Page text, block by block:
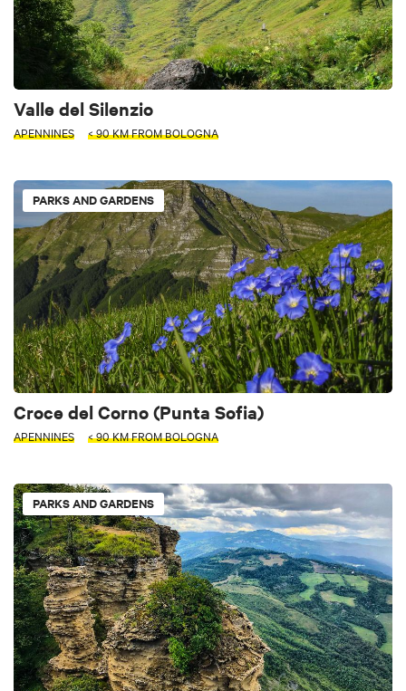
Valle del Silenzio
APENNINES < 90 KM FROM BOLOGNA
PARKS AND GARDENS
Croce del Corno (Punta Sofia)
APENNINES < 90 KM FROM BOLOGNA
PARKS AND GARDENS